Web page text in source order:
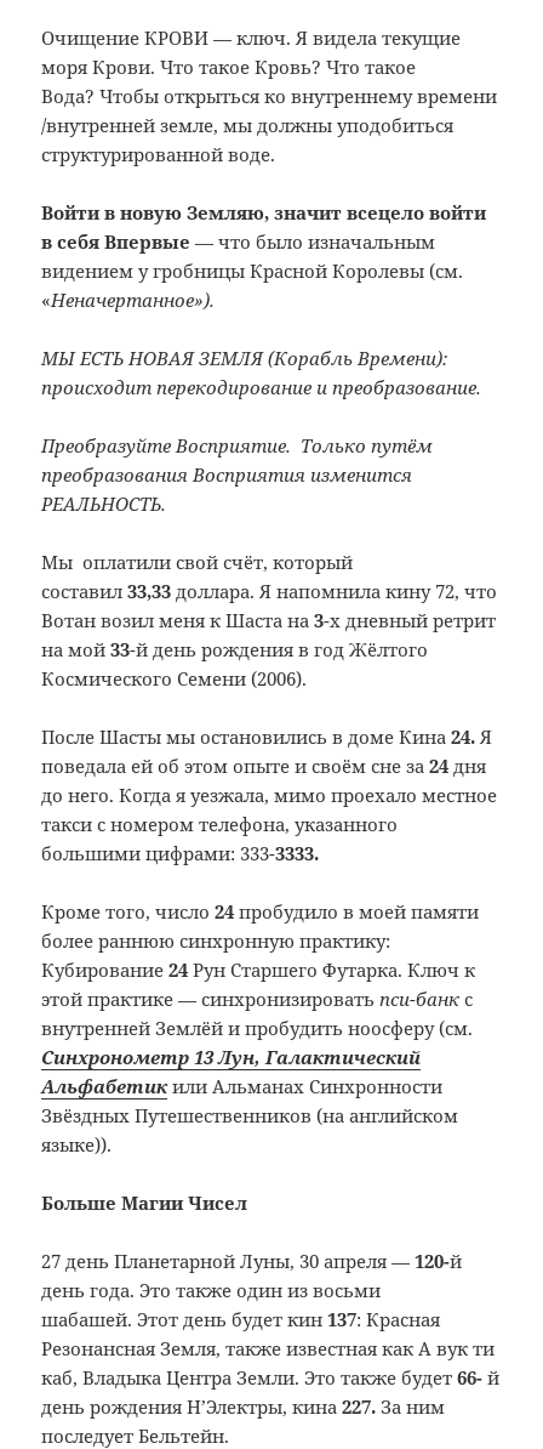
Очищение КРОВИ — ключ. Я видела текущие
моря Крови. Что такое Кровь? Что такое
Вода? Чтобы открыться ко внутреннему времени
/внутренней земле, мы должны уподобиться
структурированной воде.
Войти в новую Земляю, значит всецело войти
в себя Впервые — что было изначальным
видением у гробницы Красной Королевы (см.
«Неначертанное»).
МЫ ЕСТЬ НОВАЯЗЕМЛЯ(Корабль Времени):
происходит перекодирование и преобразование.
Преобразуйте Восприятие. Только путём
преобразования Восприятия изменится
РЕАЛЬНОСТЬ.
Мы оплатили свой счёт, который
составил33,33 доллара. Я напомнила кину 72, что
Вотан возил меня к Шаста на3-х дневный ретрит
на мой33-й день рождения в год Жёлтого
Космического Семени (2006).
После Шасты мы остановились в доме Кина24. Я
поведала ей об этом опыте и своём сне за24 дня
до него. Когда я уезжала, мимо проехало местное
такси с номером телефона, указанного
большими цифрами: 333-3333.
Кроме того, число24 пробудило в моей памяти
более раннюю синхронную практику:
Кубирование24 Рун Старшего Футарка. Ключ к
этой практике — синхронизировать пси-банк с
внутренней Землёй и пробудить ноосферу (см.
Синхронометр 13 Лун, Галактический
Альфабетикили Альманах Синхронности
Звёздных Путешественников (на английском
языке)).
Больше Магии Чисел
27 день Планетарной Луны, 30 апреля —120-й
день года. Это также один из восьми
шабашей. Этот день будет кин137: Красная
Резонансная Земля, также известная как А вук ти
каб, Владыка Центра Земли. Это также будет66- й
день рождения Н’Электры, кина227. За ним
последует Бельтейн.